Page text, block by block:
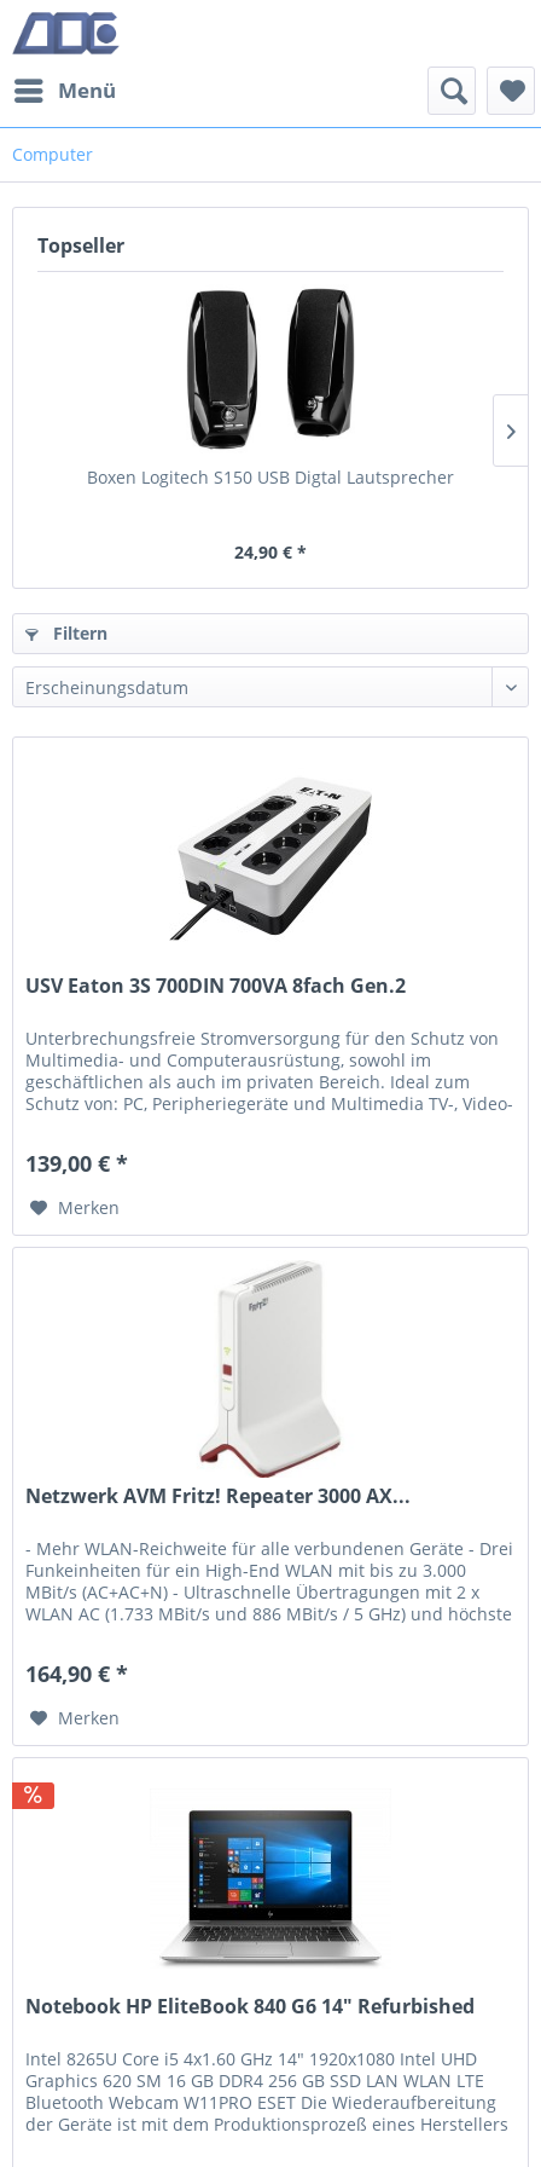
Menü
Computer
Topseller
Boxen Logitech S150 USB Digtal Lautsprecher
24,90 € *
Filtern
USV Eaton 3S 700DIN 700VA 8fach Gen.2
Unterbrechungsfreie Stromversorgung für den Schutz von
Multimedia- und Computerausrüstung, sowohl im
geschäftlichen als auch im privaten Bereich. Ideal zum
Schutz von: PC, Peripheriegeräte und Multimedia TV-, Video-
139,00 € *
Merken
Netzwerk AVM Fritz! Repeater 3000 AX...
- Mehr WLAN-Reichweite für alle verbundenen Geräte - Drei
Funkeinheiten für ein High-End WLAN mit bis zu 3.000
MBit/s (AC+AC+N) - Ultraschnelle Übertragungen mit 2 x
WLAN AC (1.733 MBit/s und 886 MBit/s / 5 GHz) und höchste
164,90 € *
Merken
Notebook HP EliteBook 840 G6 14" Refurbished
Intel 8265U Core i5 4x1.60 GHz 14" 1920x1080 Intel UHD
Graphics 620 SM 16 GB DDR4 256 GB SSD LAN WLAN LTE
Bluetooth Webcam W11PRO ESET Die Wiederaufbereitung
der Geräte ist mit dem Produktionsprozeß eines Herstellers